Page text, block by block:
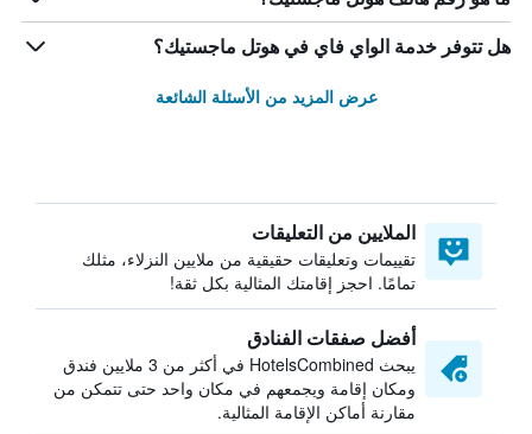
هل تتوفر خدمة الواي فاي في هوتل ماجستيك؟
عرض المزيد من الأسئلة الشائعة
الملايين من التعليقات
تقييمات وتعليقات حقيقية من ملايين النزلاء، مثلك
تمامًا. احجز إقامتك المثالية بكل ثقة!
أفضل صفقات الفنادق
يبحث HotelsCombined في أكثر من 3 ملايين فندق
ومكان إقامة ويجمعهم في مكان واحد حتى تتمكن من
مقارنة أماكن الإقامة المثالية.